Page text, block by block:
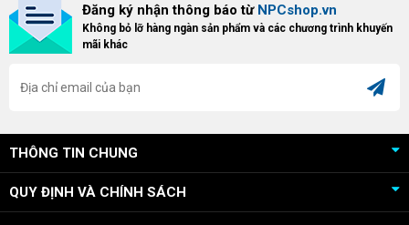
khách hàng sở hữu VGA Radeon
RX 9070 / RX 9070 XT.
dòng ghế Gaming cao cấp nhất,
bạn sẽ nhận ngay quà tặng trị giá
Đăng ký nhận thông báo từ NPCshop.vn
Không bỏ lỡ hàng ngàn sản phẩm và các chương trình khuyến
mãi khác
THÔNG TIN CHUNG
QUY ĐỊNH VÀ CHÍNH SÁCH